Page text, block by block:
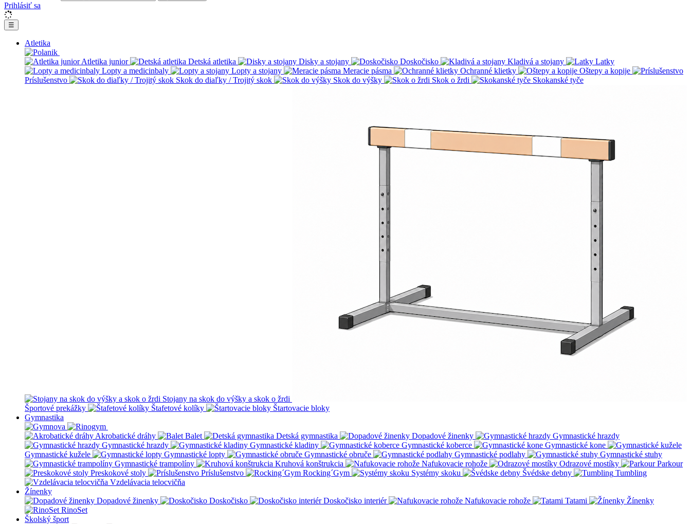
Prihlásiť sa
☰
Atletika
Atletika junior Detská atletika Disky a stojany Doskočisko Kladivá a stojany
Latky
Lopty a medicinbaly
Lopty a stojany Meracie pásma Ochranné klietky
Oštepy a kopije
Príslušenstvo
Skok do diaľky / Trojitý skok Skok do výšky Skok o žrdi Skokanské tyče
Stojany na skok do výšky a skok o žrdi
Športové prekážky
Štafetové kolíky
Štartovacie bloky
Gymnastika
Akrobatické dráhy Balet Detská gymnastika Dopadové žinenky
Gymnastické hrazdy
Gymnastické hrazdy
Gymnastické kladiny Gymnastické koberce
Gymnastické kone
Gymnastické kužele
Gymnastické lopty Gymnastické obruče Gymnastické podlahy
Gymnastické stuhy
Gymnastické trampolíny
Kruhová konštrukcia Nafukovacie rohože Odrazové mostíky
Parkour
Preskokové stoly
Príslušenstvo Rocking´Gym Systémy skoku Švédske debny
Tumbling
Vzdelávacia telocvičňa
Žínenky
Dopadové žinenky
Doskočisko Doskočisko interiér Nafukovacie rohože Tatami
Žínenky
RinoSet
Školský šport